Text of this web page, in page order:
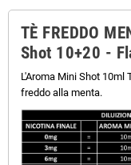
TÈ FREDDO
Shot 10+20 -
L'Aroma Mini Shot 10ml
freddo alla menta.